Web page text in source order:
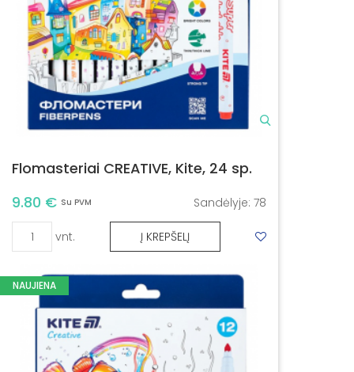
Flomasteriai CREATIVE, Kite, 24 sp.
9.80 € Su PVM Sandėlyje: 78
vnt. Į KREPŠELĮ
NAUJIENA